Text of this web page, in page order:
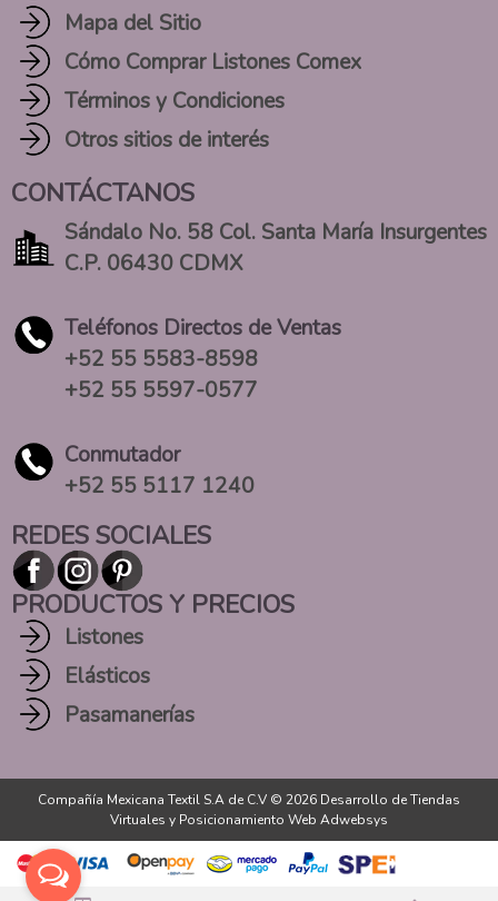
Mapa del Sitio
Cómo Comprar Listones Comex
Términos y Condiciones
Otros sitios de interés
CONTÁCTANOS
Sándalo No. 58 Col. Santa María Insurgentes
C.P. 06430 CDMX
Teléfonos Directos de Ventas
+52 55 5583-8598
+52 55 5597-0577
Conmutador
+52 55 5117 1240
REDES SOCIALES
PRODUCTOS Y PRECIOS
Listones
Elásticos
Pasamanerías
Compañía Mexicana Textil S.A de C.V © 2026 Desarrollo de Tiendas
Virtuales y Posicionamiento Web Adwebsys